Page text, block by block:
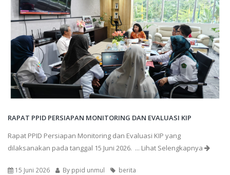
RAPAT PPID PERSIAPAN MONITORING DAN EVALUASI KIP
Rapat PPID Persiapan Monitoring dan Evaluasi KIP yang
dilaksanakan pada tanggal 15 Juni 2026. ... Lihat Selengkapnya
15 Juni 2026 By ppid unmul berita